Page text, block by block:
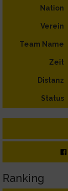
Nation
Verein
Team Name
Zeit
Distanz
Status
Ranking